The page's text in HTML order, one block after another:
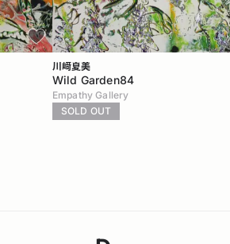
川﨑夏美
Wild Garden84
Empathy Gallery
SOLD OUT